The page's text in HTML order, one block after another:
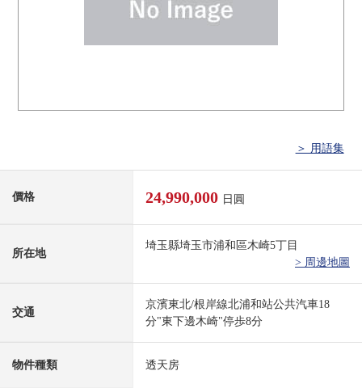
＞ 用語集
價格 24,990,000 日圓
所在地
埼玉縣埼玉市浦和區木崎5丁目
> 周邊地圖
交通
京濱東北/根岸線北浦和站公共汽車18
分"東下邊木崎"停歩8分
物件種類 透天房